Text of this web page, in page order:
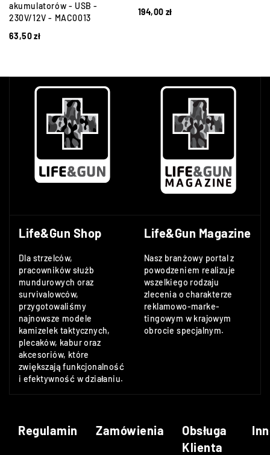
akumulatorów - USB -
230V/12V - MAC0013
63,50zł
194,00 zł
Life&Gun Shop
Dla strzelców,
pracowników służb
mundurowych oraz
survivalowców,
przygotowaliśmy
najnowsze modele
kamizelek taktycznych,
plecaków, kabur oraz
akcesoriów, które
zwiększają funkcjonalność
i efektywność w działaniu.
Life&Gun Magazine
Nasz branżowy portal z
powodzeniem realizuje
wszelkiego rodzaju
zlecenia o charakterze
reklamowo-marke-
tingowym w krajowym
obrocie specjalnym.
Regulamin Zamówienia
Obsługa
Klienta